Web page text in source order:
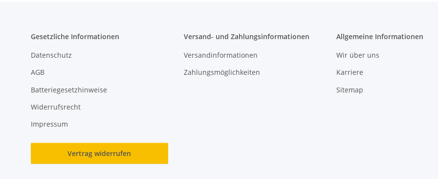
Gesetzliche Informationen
Datenschutz
AGB
Batteriegesetzhinweise
Widerrufsrecht
Impressum
Vertrag widerrufen
Versand- und Zahlungsinformationen
Versandinformationen
Zahlungsmöglichkeiten
Allgemeine Informationen
Wir über uns
Karriere
Sitemap